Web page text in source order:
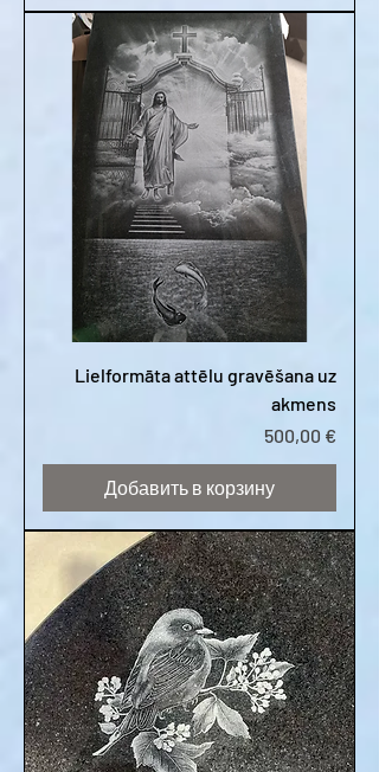
Lielformāta attēlu gravēšana uz
akmens
Цена
500,00 €
Добавить в корзину